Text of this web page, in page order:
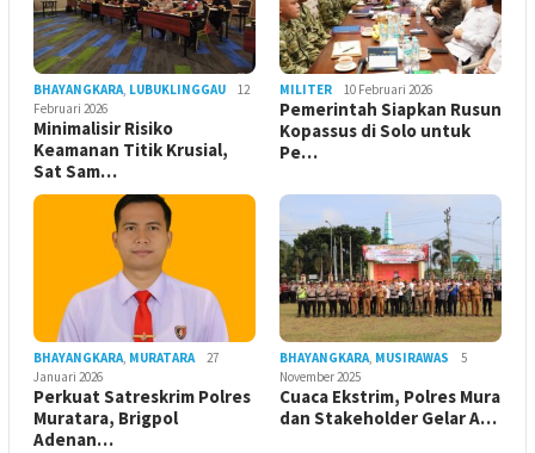
BHAYANGKARA LUBUKLINGGAU
12
Februari 2026
Minimalisir Risiko
Keamanan Titik Krusial,
Sat Sam…
MILITER 10 Februari 2026
Pemerintah Siapkan Rusun
Kopassus di Solo untuk
Pe…
BHAYANGKARA MURATARA
27
Januari 2026
Perkuat Satreskrim Polres
Muratara, Brigpol
Adenan…
BHAYANGKARA MUSIRAWAS
5
November 2025
Cuaca Ekstrim, Polres Mura
dan Stakeholder Gelar A…